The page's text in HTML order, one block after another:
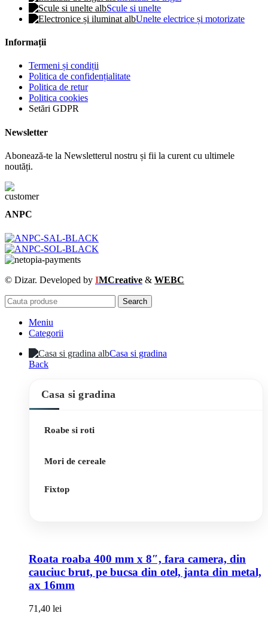
Scule si unelte
Unelte electrice și motorizate
Informații
Termeni și condiții
Politica de confidențialitate
Politica de retur
Politica cookies
Setări GDPR
Newsletter
Abonează-te la Newsletterul nostru și fii la curent cu ultimele
noutăți.
ANPC
© Dizar. Developed by IMCreative & WEBC
Search
Meniu
Categorii
Casa si gradina
Back
Casa si gradina
Roabe si roti
Mori de cereale
Fixtop
Roata roaba 400 mm x 8″, fara camera, din
cauciuc brut, pe bucsa din otel, janta din metal,
ax 16mm
71,40 lei